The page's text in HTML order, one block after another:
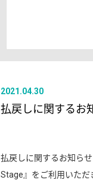
2021.04.30
払戻しに関するお
払戻しに関するお知ら
Stage』をご利用いただ